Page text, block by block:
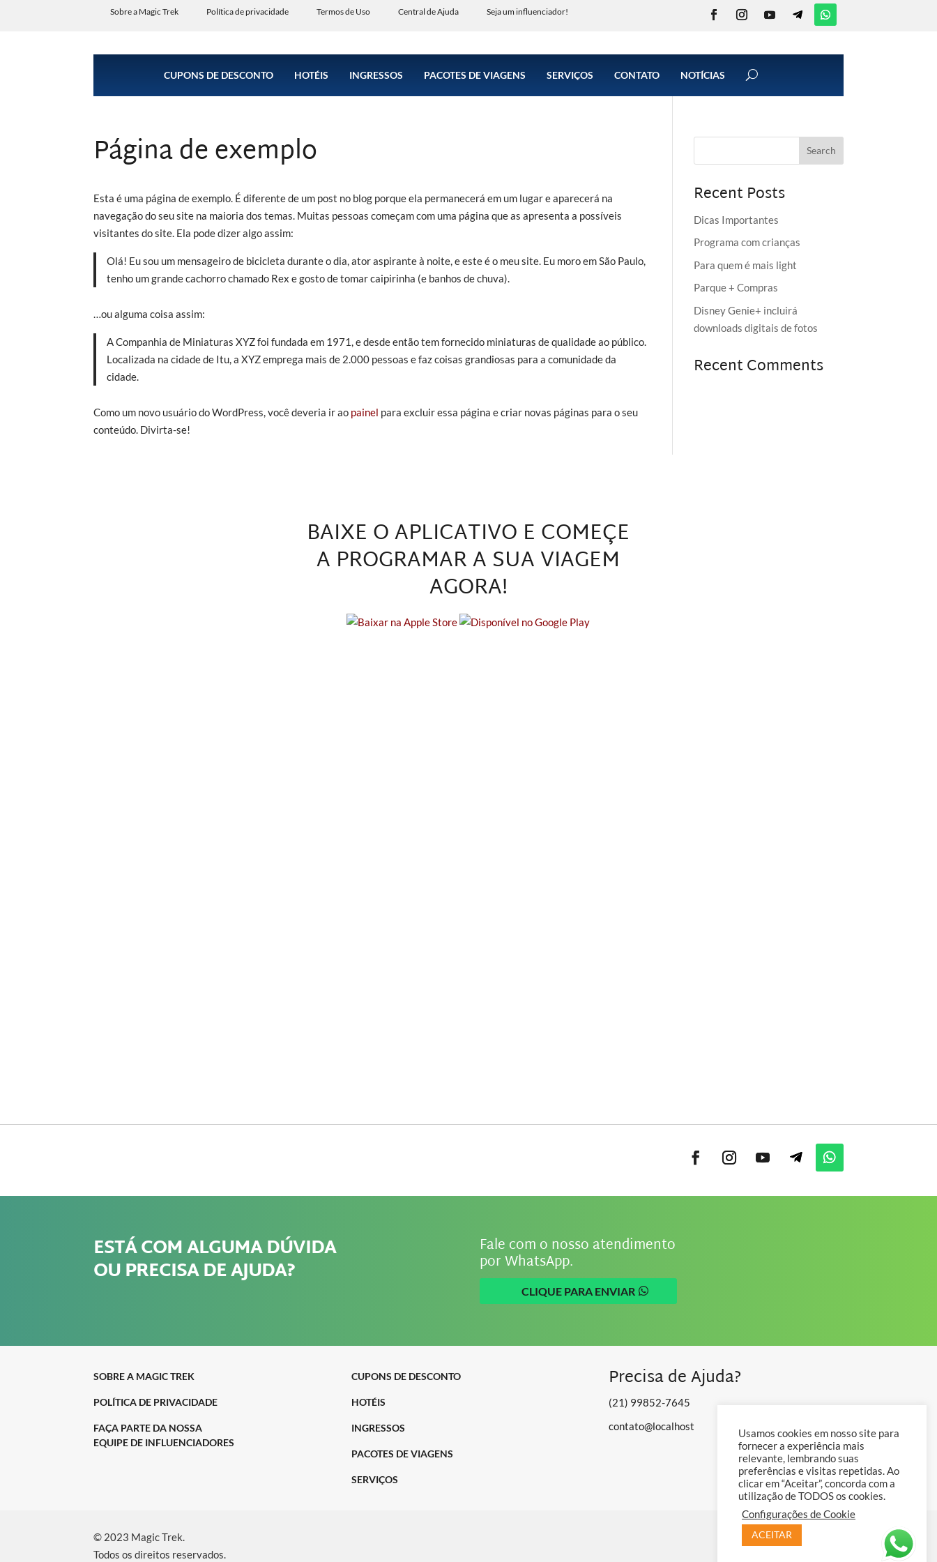
Sobre a Magic Trek Política de privacidade Termos de Uso Central de Ajuda Seja um influenciador!
CUPONS DE DESCONTO HOTÉIS INGRESSOS PACOTES DE VIAGENS SERVIÇOS CONTATO NOTÍCIAS
Página de exemplo
Esta é uma página de exemplo. É diferente de um post no blog porque ela permanecerá em um lugar e aparecerá na
navegação do seu site na maioria dos temas. Muitas pessoas começam com uma página que as apresenta a possíveis
visitantes do site. Ela pode dizer algo assim:
Olá! Eu sou um mensageiro de bicicleta durante o dia, ator aspirante à noite, e este é o meu site. Eu moro em São Paulo,
tenho um grande cachorro chamado Rex e gosto de tomar caipirinha (e banhos de chuva).
…ou alguma coisa assim:
A Companhia de Miniaturas XYZ foi fundada em 1971, e desde então tem fornecido miniaturas de qualidade ao público.
Localizada na cidade de Itu, a XYZ emprega mais de 2.000 pessoas e faz coisas grandiosas para a comunidade da
cidade.
Como um novo usuário do WordPress, você deveria ir ao painel para excluir essa página e criar novas páginas para o seu
conteúdo. Divirta-se!
Recent Posts
Dicas Importantes
Programa com crianças
Para quem é mais light
Parque + Compras
Disney Genie+ incluirá
downloads digitais de fotos
Recent Comments
BAIXE O APLICATIVO E COMEÇE
A PROGRAMAR A SUA VIAGEM
AGORA!
ESTÁ COM ALGUMA DÚVIDA
OU PRECISA DE AJUDA?
Fale com o nosso atendimento
por WhatsApp.
CLIQUE PARA ENVIAR
SOBRE A MAGIC TREK
POLÍTICA DE PRIVACIDADE
FAÇA PARTE DA NOSSA
EQUIPE DE INFLUENCIADORES
CUPONS DE DESCONTO
HOTÉIS
INGRESSOS
PACOTES DE VIAGENS
SERVIÇOS
Precisa de Ajuda?
(21) 99852-7645
contato@localhost
© 2023 Magic Trek.
Todos os direitos reservados.
Byhilles digital
Usamos cookies em nosso site para
fornecer a experiência mais
relevante, lembrando suas
preferências e visitas repetidas. Ao
clicar em “Aceitar”, concorda com a
utilização de TODOS os cookies.
Configurações de Cookie
ACEITAR